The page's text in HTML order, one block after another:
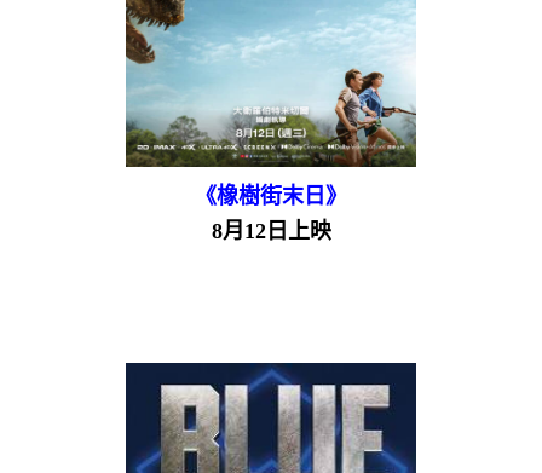
《橡樹街末日》
8月12日上映